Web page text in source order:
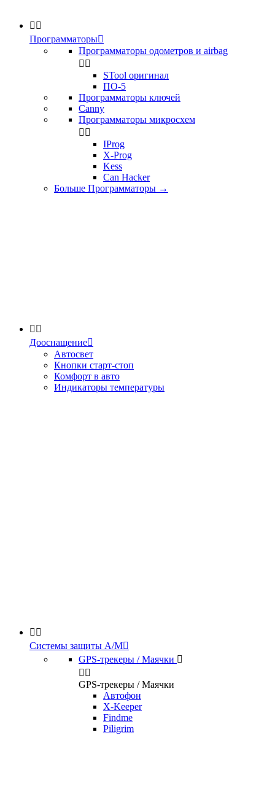
 
Программаторы
Программаторы одометров и airbag
 
STool оригинал
ПО-5
Программаторы ключей
Canny
Программаторы микросхем
 
IProg
X-Prog
Kess
Can Hacker
Больше Программаторы →
 
Дооснащение
Автосвет
Кнопки старт-стоп
Комфорт в авто
Индикаторы температуры
 
Системы защиты А/М
GPS-трекеры / Маячки 
 
GPS-трекеры / Маячки
Автофон
X-Keeper
Findme
Piligrim